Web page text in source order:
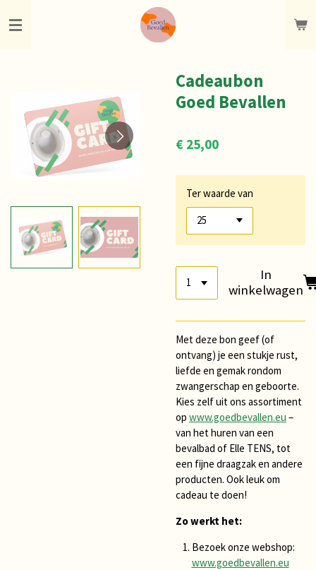
direct
Cadeaubon
Goed Bevallen
€ 25,00
Ter waarde van
In
winkelwagen
Met deze bon geef (of
ontvang) je een stukje rust,
liefde en gemak rondom
zwangerschap en geboorte.
Kies zelf uit ons assortiment
op www.goedbevallen.eu –
van het huren van een
bevalbad of Elle TENS, tot
een fijne draagzak en andere
producten. Ook leuk om
cadeau te doen!
Zo werkt het:
Bezoek onze webshop:
www.goedbevallen.eu